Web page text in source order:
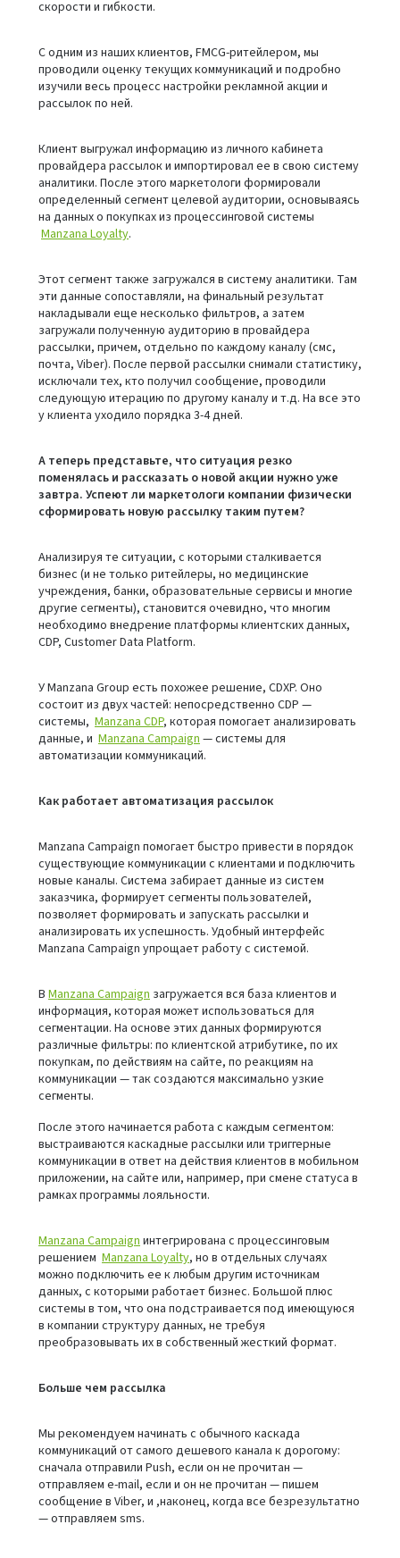
скорости и гибкости.
С одним из наших клиентов, FMCG-ритейлером, мы
проводили оценку текущих коммуникаций и подробно
изучили весь процесс настройки рекламной акции и
рассылок по ней.
Клиент выгружал информацию из личного кабинета
провайдера рассылок и импортировал ее в свою систему
аналитики. После этого маркетологи формировали
определенный сегмент целевой аудитории, основываясь
на данных о покупках из процессинговой системы
Manzana Loyalty.
Этот сегмент также загружался в систему аналитики. Там
эти данные сопоставляли, на финальный результат
накладывали еще несколько фильтров, а затем
загружали полученную аудиторию в провайдера
рассылки, причем, отдельно по каждому каналу (смс,
почта, Viber). После первой рассылки снимали статистику,
исключали тех, кто получил сообщение, проводили
следующую итерацию по другому каналу и т.д. На все это
у клиента уходило порядка 3-4 дней.
А теперь представьте, что ситуация резко
поменялась и рассказать о новой акции нужно уже
завтра. Успеют ли маркетологи компании физически
сформировать новую рассылку таким путем?
Анализируя те ситуации, с которыми сталкивается
бизнес (и не только ритейлеры, но медицинские
учреждения, банки, образовательные сервисы и многие
другие сегменты), становится очевидно, что многим
необходимо внедрение платформы клиентских данных,
CDP, Customer Data Platform.
У Manzana Group есть похожее решение, CDXP. Оно
состоит из двух частей: непосредственно CDP —
системы, Manzana CDP, которая помогает анализировать
данные, и Manzana Campaign— системы для
автоматизации коммуникаций.
Как работает автоматизация рассылок
Manzana Campaign помогает быстро привести в порядок
существующие коммуникации с клиентами и подключить
новые каналы. Система забирает данные из систем
заказчика, формирует сегменты пользователей,
позволяет формировать и запускать рассылки и
анализировать их успешность. Удобный интерфейс
Manzana Campaign упрощает работу с системой.
В Manzana Campaign загружается вся база клиентов и
информация, которая может использоваться для
сегментации. На основе этих данных формируются
различные фильтры: по клиентской атрибутике, по их
покупкам, по действиям на сайте, по реакциям на
коммуникации — так создаются максимально узкие
сегменты.
После этого начинается работа с каждым сегментом:
выстраиваются каскадные рассылки или триггерные
коммуникации в ответ на действия клиентов в мобильном
приложении, на сайте или, например, при смене статуса в
рамках программы лояльности.
Manzana Campaignинтегрирована с процессинговым
решением Manzana Loyalty, но в отдельных случаях
можно подключить ее к любым другим источникам
данных, с которыми работает бизнес. Большой плюс
системы в том, что она подстраивается под имеющуюся
в компании структуру данных, не требуя
преобразовывать их в собственный жесткий формат.
Больше чем рассылка
Мы рекомендуем начинать с обычного каскада
коммуникаций от самого дешевого канала к дорогому:
сначала отправили Push, если он не прочитан —
отправляем e-mail, если и он не прочитан — пишем
сообщение в Viber, и ,наконец, когда все безрезультатно
— отправляем sms.